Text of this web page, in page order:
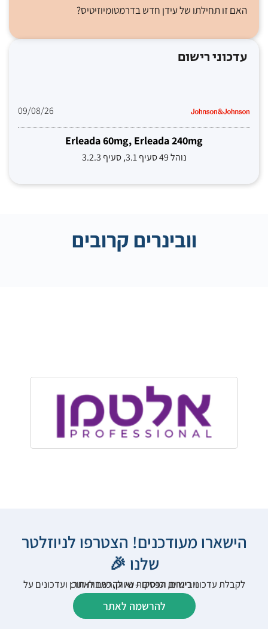
האם זו תחילתו של עידן חדש בדרמטומיוזיטיס?
עדכוני רישום
09/08/26
Erleada 60mg, Erleada 240mg
נוהל 49 סעיף 3.1, סעיף 3.2.3
וובינרים קרובים
הישארו מעודכנים! הצטרפו לניוזלטר
שלנו 🎉
לקבלת עדכוני רישום, הפסקות שיווק, כתבות תוכן ועדכונים על וובינרים וכנסים – נא להרשם לאתר:
להרשמה לאתר